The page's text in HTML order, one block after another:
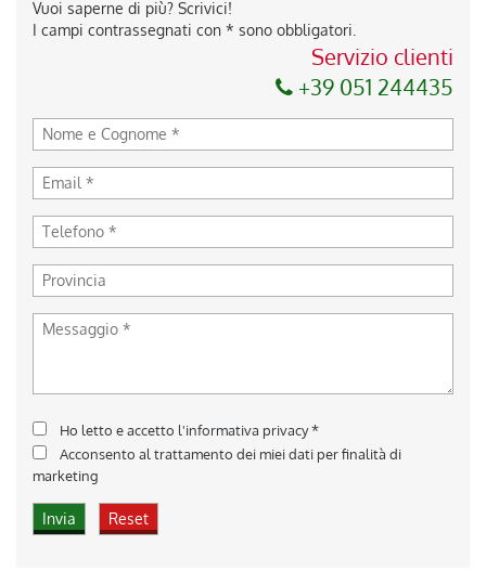
Vuoi saperne di più? Scrivici!
I campi contrassegnati con * sono obbligatori.
Servizio clienti
+39 051 244435
Ho letto e accetto l'informativa privacy*
Acconsento al trattamento dei miei dati per finalità di
marketing